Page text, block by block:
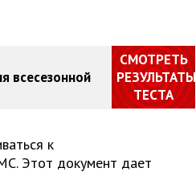
всесезонной
СМОТРЕТЬ
РЕЗУЛЬТАТЫ
ТЕСТА
к
Этот документ дает